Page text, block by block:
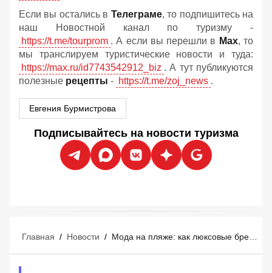
Если вы остались в Телеграме, то подпишитесь на
наш Новостной канал по туризму -
https://t.me/tourprom . А если вы перешли в Мах, то
мы транслируем туристические новости и туда:
https://max.ru/id7743542912_biz . А тут публикуются
полезные рецепты - https://t.me/zoj_news .
Евгения Бурмистрова
Подписывайтесь на новости туризма
Главная / Новости / Мода на пляже: как люксовые бренды захватывают курорты Средиземноморья